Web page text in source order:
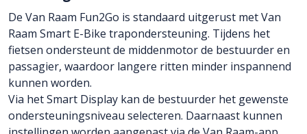
De Van Raam Fun2Go is standaard uitgerust met Van
Raam Smart E-Bike trapondersteuning. Tijdens het
fietsen ondersteunt de middenmotor de bestuurder en
passagier, waardoor langere ritten minder inspannend
kunnen worden.
Via het Smart Display kan de bestuurder het gewenste
ondersteuningsniveau selecteren. Daarnaast kunnen